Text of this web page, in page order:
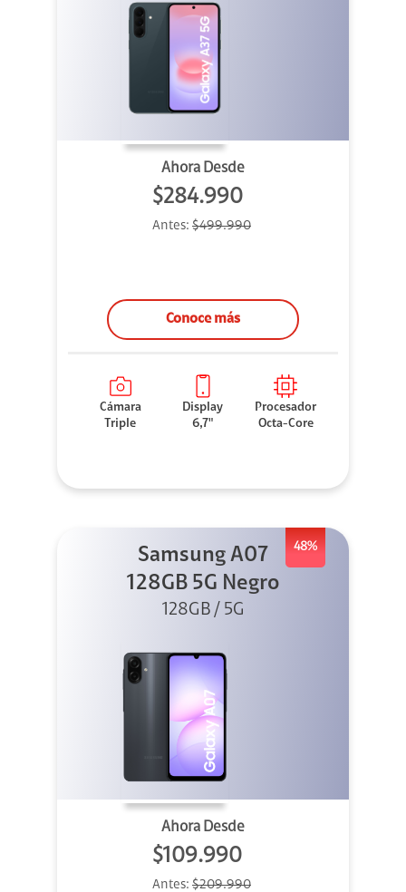
Ahora Desde
$284.990
Antes: $499.990
Conoce más
Cámara
Triple
Display
6,7"
Procesador
Octa-Core
48%
Samsung A07
128GB 5G Negro
128GB / 5G
Ahora Desde
$109.990
Antes: $209.990